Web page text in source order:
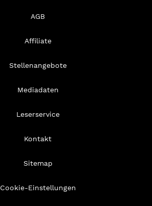
AGB
Affiliate
Stellenangebote
Mediadaten
Leserservice
Kontakt
Sitemap
Cookie-Einstellungen